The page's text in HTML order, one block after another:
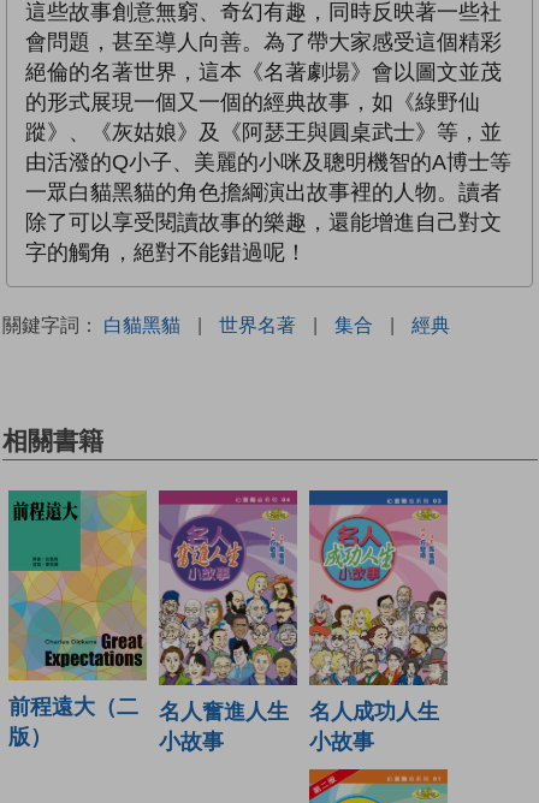
這些故事創意無窮、奇幻有趣，同時反映著一些社
會問題，甚至導人向善。為了帶大家感受這個精彩
絕倫的名著世界，這本《名著劇場》會以圖文並茂
的形式展現一個又一個的經典故事，如《綠野仙
蹤》、《灰姑娘》及《阿瑟王與圓桌武士》等，並
由活潑的Q小子、美麗的小咪及聰明機智的A博士等
一眾白貓黑貓的角色擔綱演出故事裡的人物。讀者
除了可以享受閱讀故事的樂趣，還能增進自己對文
字的觸角，絕對不能錯過呢！
關鍵字詞： 白貓黑貓 | 世界名著 | 集合 | 經典
相關書籍
前程遠大（二
版）
名人奮進人生
小故事
名人成功人生
小故事